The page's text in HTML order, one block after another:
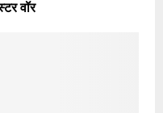
वॉर